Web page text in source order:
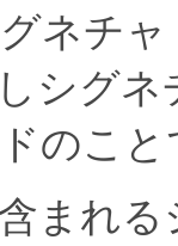
ネチ
シグ
のこと
まれ